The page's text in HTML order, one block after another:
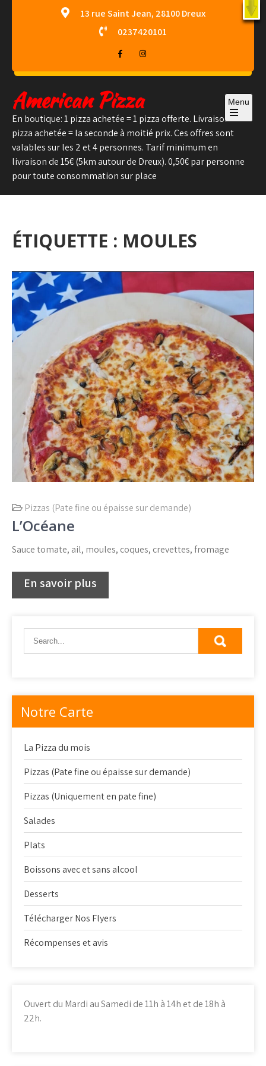
13 rue Saint Jean, 28100 Dreux
0237420101
American Pizza
En boutique: 1 pizza achetée = 1 pizza offerte. Livraison: 1
pizza achetée = la seconde à moitié prix. Ces offres sont
valables sur les 2 et 4 personnes. Tarif minimum en
livraison de 15€ (5km autour de Dreux). 0,50€ par personne
pour toute consommation sur place
Menu
Open
the
ÉTIQUETTE : MOULES
Pizzas (Pate fine ou épaisse sur demande)
L’Océane
Sauce tomate, ail, moules, coques, crevettes, fromage
Notre Carte
La Pizza du mois
Pizzas (Pate fine ou épaisse sur demande)
Pizzas (Uniquement en pate fine)
Salades
Plats
Boissons avec et sans alcool
Desserts
Télécharger Nos Flyers
Récompenses et avis
Ouvert du Mardi au Samedi de 11h à 14h et de 18h à
22h.